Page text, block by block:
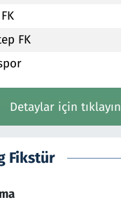
FK
Detaylar için tıklayın
Fikstür